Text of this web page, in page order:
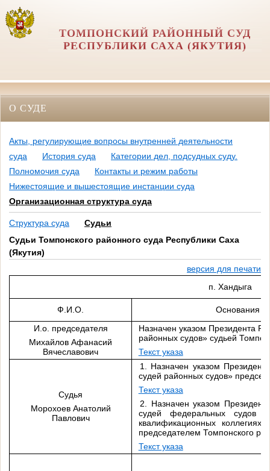
ТОМПОНСКИЙ РАЙОННЫЙ СУД
РЕСПУБЛИКИ САХА (ЯКУТИЯ)
О СУДЕ
Акты, регулирующие вопросы внутренней деятельности
суда
История суда
Категории дел, подсудных суду.
Полномочия суда
Контакты и режим работы
Нижестоящие и вышестоящие инстанции суда
Организационная структура суда
Структура суда
Судьи
Судьи Томпонского районного суда Республики Саха
(Якутия)
версия для печати
п. Хандыга
Ф.И.О.
Основания
И.о. председателя
Михайлов Афанасий
Вячеславович
Назначен указом Президента
районных судов» судьей
Текст указа
Судья
Морохоев Анатолий
Павлович
1. Назначен указом
судей районных судов»
Текст указа
2. Назначен указом
судей федеральных судов
квалификационных
председателем Томпонского
Текст указа